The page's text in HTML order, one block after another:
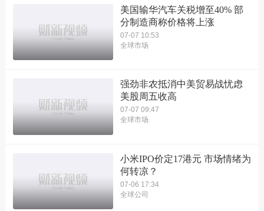
美国输华汽车关税增至40% 部
分制造商称价格将上涨
07-07 10:53
全球市场
强劲非农抵消中美贸易战忧虑
美股周五收高
07-07 09:47
全球市场
小米IPO价定17港元 市场情绪为
何转凉？
07-06 17:34
全球公司